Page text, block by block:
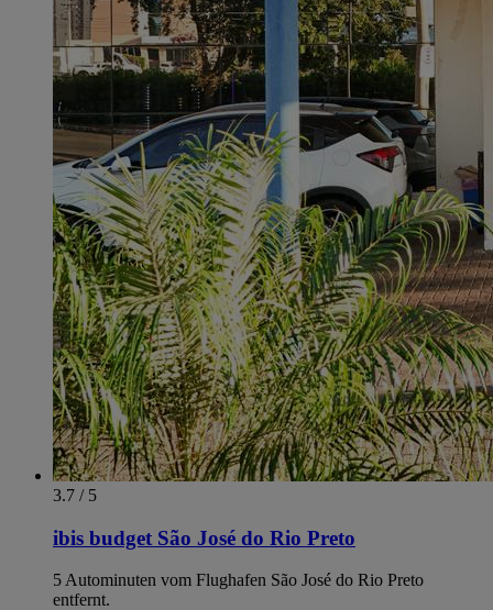
3.7 / 5
ibis budget São José do Rio Preto
5 Autominuten vom Flughafen São José do Rio Preto
entfernt.